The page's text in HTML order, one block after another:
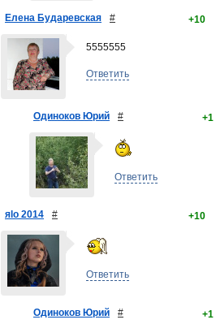
Елена Бударевская # +10
5555555
Ответить
Одиноков Юрий # +1
Ответить
яlo 2014 # +10
Ответить
Одиноков Юрий # +1